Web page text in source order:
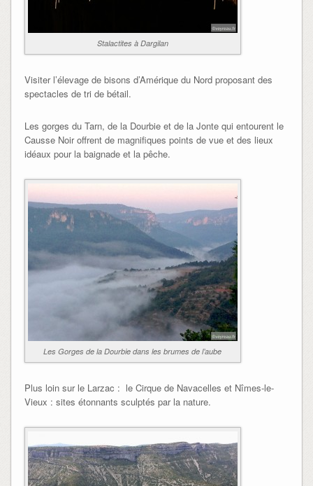
Stalactites à Dargilan
Visiter l’élevage de bisons d’Amérique du Nord proposant des
spectacles de tri de bétail.
Les gorges du Tarn, de la Dourbie et de la Jonte qui entourent le
Causse Noir offrent de magnifiques points de vue et des lieux
idéaux pour la baignade et la pêche.
Les Gorges de la Dourbie dans les brumes de l’aube
Plus loin sur le Larzac : le Cirque de Navacelles et Nîmes-le-
Vieux : sites étonnants sculptés par la nature.